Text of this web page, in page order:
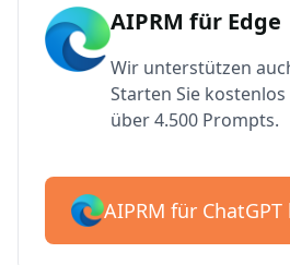
AIPRM für Edge
Wir unterstützen
Starten Sie
über 4.500 Prompts.
AIPRM für